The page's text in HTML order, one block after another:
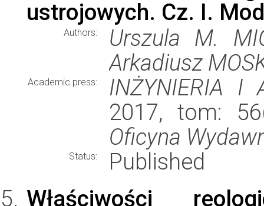
ustrojowych. Cz. I.
Authors:
Urszula M.
Arkadiusz
Academic press:
INŻYNIERIA I
2017, tom:
Oficyna
Status:
Published
Właściwości